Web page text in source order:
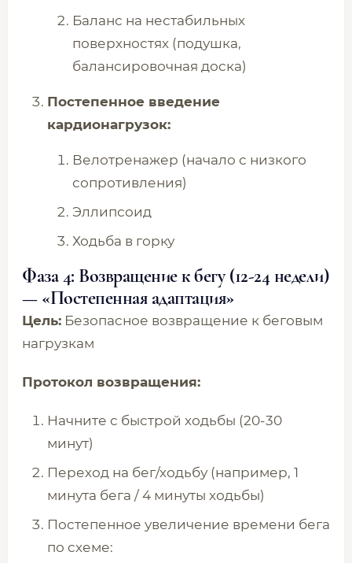
Баланс на нестабильных
поверхностях (подушка,
балансировочная доска)
Постепенное введение
кардионагрузок:
Велотренажер (начало с низкого
сопротивления)
Эллипсоид
Ходьба в горку
Фаза 4: Возвращение к бегу (12-24 недели)
— «Постепенная адаптация»
Цель: Безопасное возвращение к беговым
нагрузкам
Протокол возвращения:
Начните с быстрой ходьбы (20-30
минут)
Переход на бег/ходьбу (например, 1
минута бега / 4 минуты ходьбы)
Постепенное увеличение времени бега
по схеме: